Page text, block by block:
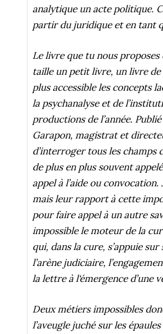
analytique un acte politique.
partir du juridique et en tant
Le livre que tu nous
taille un petit livre, un livre
plus accessible les concepts
la psychanalyse et de
productions de l’année.
Garapon, magistrat et
d’interroger tous les champs
de plus en plus souvent
appel à l’aide ou
mais leur rapport à cette
pour faire appel à un autre
impossible le moteur de la
qui, dans la cure, s’appuie
l’arène judiciaire,
la lettre à l‘émergence d’une
Deux métiers impossibles
l’aveugle juché sur les